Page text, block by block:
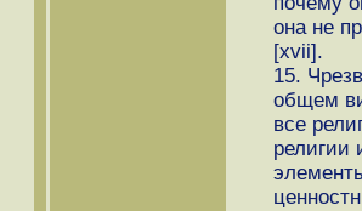
она не
[xvii].
15.
общем
все
религии